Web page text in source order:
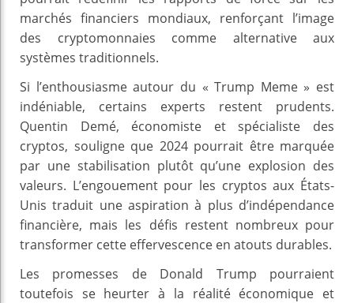
marchés financiers mondiaux, renforçant l’image
des cryptomonnaies comme alternative aux
systèmes traditionnels.
Si l’enthousiasme autour du « Trump Meme » est
indéniable, certains experts restent prudents.
Quentin Demé, économiste et spécialiste des
cryptos, souligne que 2024 pourrait être marquée
par une stabilisation plutôt qu’une explosion des
valeurs. L’engouement pour les cryptos aux États-
Unis traduit une aspiration à plus d’indépendance
financière, mais les défis restent nombreux pour
transformer cette effervescence en atouts durables.
Les promesses de Donald Trump pourraient
toutefois se heurter à la réalité économique et